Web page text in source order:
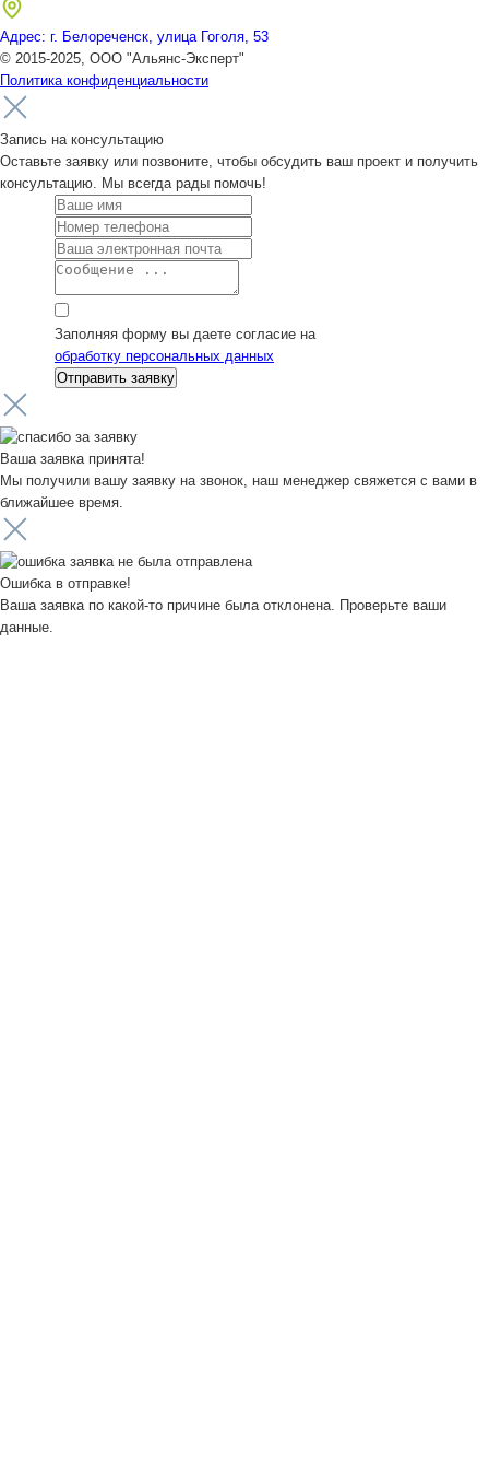
Адрес: г. Белореченск, улица Гоголя, 53
© 2015-2025, ООО "Альянс-Эксперт"
Политика конфиденциальности
Запись на консультацию
Оставьте заявку или позвоните, чтобы обсудить ваш проект и получить
консультацию. Мы всегда рады помочь!
Заполняя форму вы даете согласие на
обработку персональных данных
Ваша заявка принята!
Мы получили вашу заявку на звонок, наш менеджер свяжется с вами в
ближайшее время.
Ошибка в отправке!
Ваша заявка по какой-то причине была отклонена. Проверьте ваши
данные.